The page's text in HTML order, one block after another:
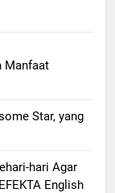
Manfaat
Star, yang
hari Agar
English